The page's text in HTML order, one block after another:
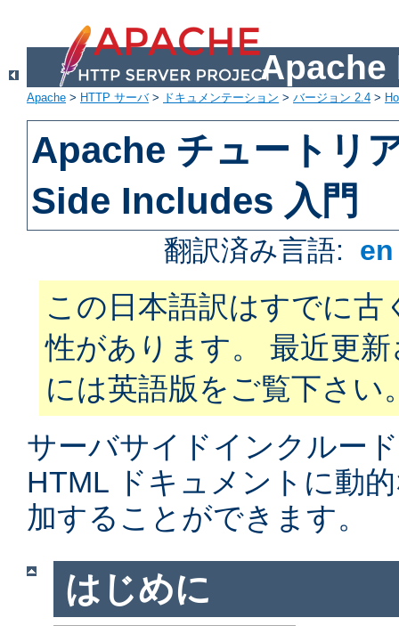
Apache
Apache > HTTP サーバ> ドキュメンテーション > バージョン 2.4 >
Apache チュートリ
Side Includes 入門
翻訳済み言語:
この日本語訳はすでに古
性があります。 最近更
には英語版をご覧下さい
サーバサイドインクルー
HTML ドキュメントに動
加することができます。
はじめに